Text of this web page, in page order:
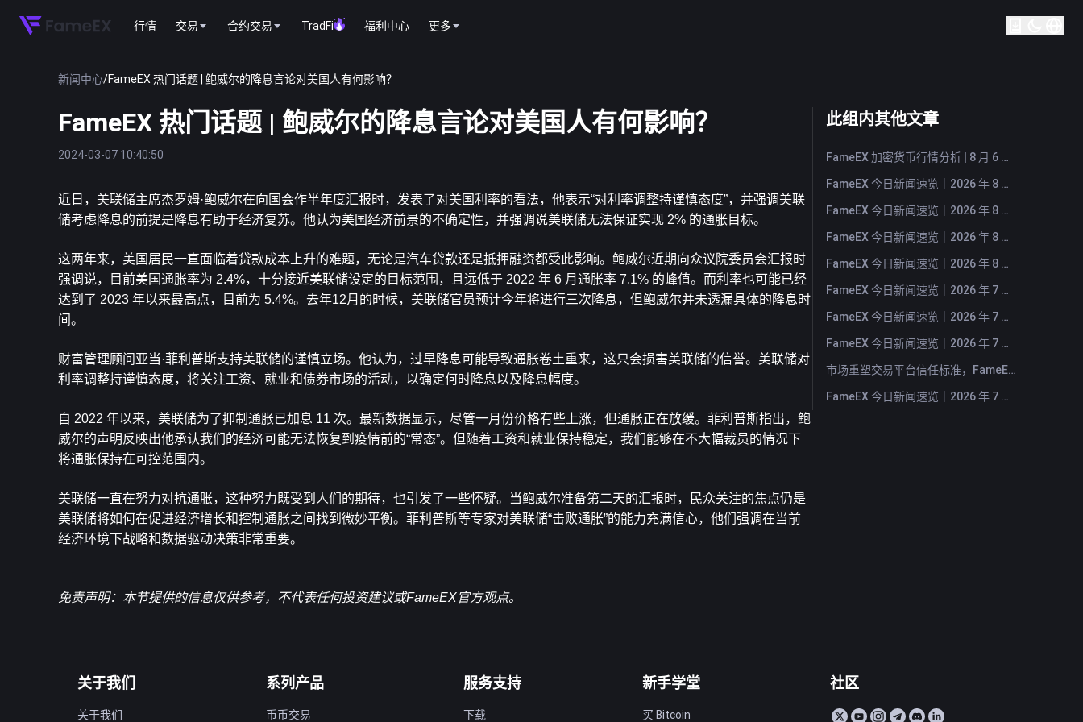
行情 交易 合约交易 TradFi 福利中心 更多
新闻中心/FameEX 热门话题 | 鲍威尔的降息言论对美国人有何影响？
FameEX 热门话题 | 鲍威尔的降息言论对美国人有何影响？
2024-03-07 10:40:50
近日，美联储主席杰罗姆·鲍威尔在向国会作半年度汇报时，发表了对美国利率的看法，他表示“对利率调整持谨慎态度”，并强调美联
储考虑降息的前提是降息有助于经济复苏。他认为美国经济前景的不确定性，并强调说美联储无法保证实现 2% 的通胀目标。
这两年来，美国居民一直面临着贷款成本上升的难题，无论是汽车贷款还是抵押融资都受此影响。鲍威尔近期向众议院委员会汇报时
强调说，目前美国通胀率为 2.4%，十分接近美联储设定的目标范围，且远低于 2022 年 6 月通胀率 7.1% 的峰值。而利率也可能已经
达到了 2023 年以来最高点，目前为 5.4%。去年12月的时候，美联储官员预计今年将进行三次降息，但鲍威尔并未透漏具体的降息时
间。
财富管理顾问亚当·菲利普斯支持美联储的谨慎立场。他认为，过早降息可能导致通胀卷土重来，这只会损害美联储的信誉。美联储对
利率调整持谨慎态度，将关注工资、就业和债券市场的活动，以确定何时降息以及降息幅度。
自 2022 年以来，美联储为了抑制通胀已加息 11 次。最新数据显示，尽管一月份价格有些上涨，但通胀正在放缓。菲利普斯指出，鲍
威尔的声明反映出他承认我们的经济可能无法恢复到疫情前的“常态”。但随着工资和就业保持稳定，我们能够在不大幅裁员的情况下
将通胀保持在可控范围内。
美联储一直在努力对抗通胀，这种努力既受到人们的期待，也引发了一些怀疑。当鲍威尔准备第二天的汇报时，民众关注的焦点仍是
美联储将如何在促进经济增长和控制通胀之间找到微妙平衡。菲利普斯等专家对美联储“击败通胀”的能力充满信心，他们强调在当前
经济环境下战略和数据驱动决策非常重要。
免责声明：本节提供的信息仅供参考，不代表任何投资建议或FameEX官方观点。
此组内其他文章
FameEX 加密货币行情分析 | 8 月 6 日, 2026
FameEX 今日新闻速览｜2026 年 8 月 6 日
FameEX 今日新闻速览｜2026 年 8 月 5 日
FameEX 今日新闻速览｜2026 年 8 月 4 日
FameEX 今日新闻速览｜2026 年 8 月 3 日
FameEX 今日新闻速览｜2026 年 7 月 31 日
FameEX 今日新闻速览｜2026 年 7 月 30 日
FameEX 今日新闻速览｜2026 年 7 月 29 日
市场重塑交易平台信任标准，FameEX 以八年稳健运营持续服务全球用户
FameEX 今日新闻速览｜2026 年 7 月 28 日
关于我们
关于我们
系列产品
币币交易
服务支持
下载
新手学堂
买 Bitcoin
社区